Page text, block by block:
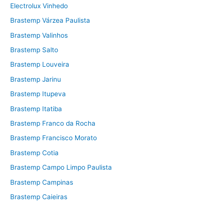
Electrolux Vinhedo
Brastemp Várzea Paulista
Brastemp Valinhos
Brastemp Salto
Brastemp Louveira
Brastemp Jarinu
Brastemp Itupeva
Brastemp Itatiba
Brastemp Franco da Rocha
Brastemp Francisco Morato
Brastemp Cotia
Brastemp Campo Limpo Paulista
Brastemp Campinas
Brastemp Caieiras